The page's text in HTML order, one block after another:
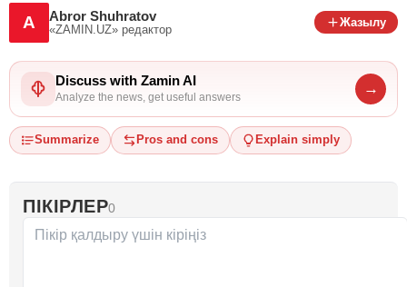
A Abror Shuhratov
«ZAMIN.UZ» редактор
Жазылу
Discuss with Zamin AI
Analyze the news, get useful answers
→
Summarize Pros and cons Explain simply
ПІКІРЛЕР0